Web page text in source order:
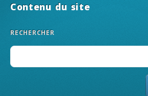
Contenu du site
RECHERCHER